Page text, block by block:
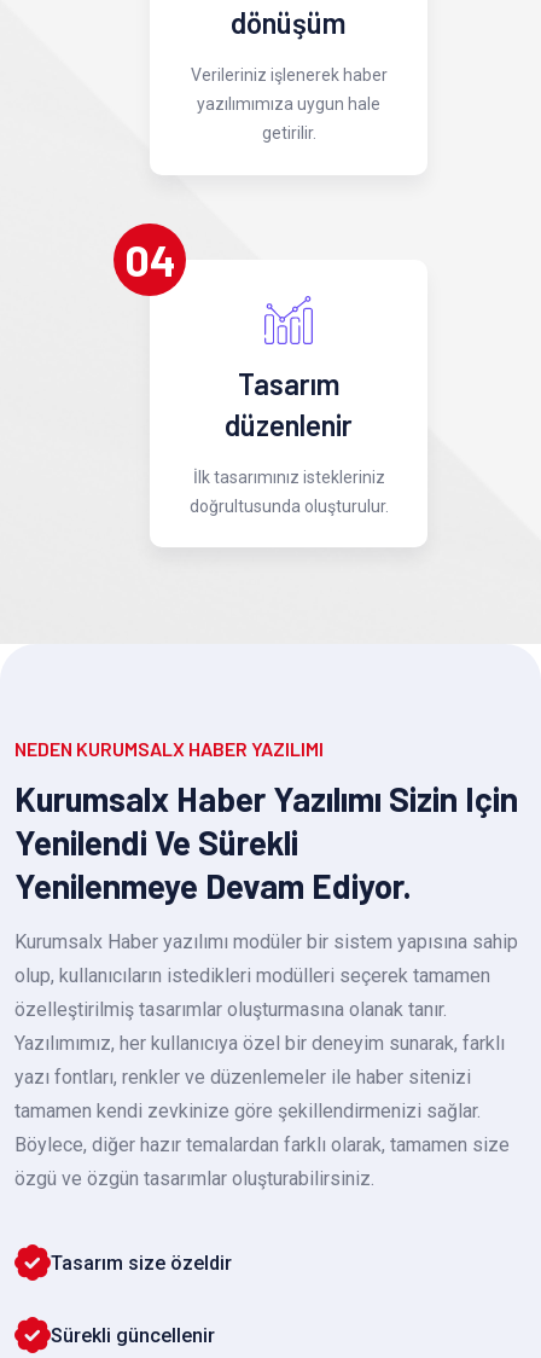
dönüşüm
Verileriniz işlenerek haber
yazılımımıza uygun hale
getirilir.
04
Tasarım
düzenlenir
İlk tasarımınız istekleriniz
doğrultusunda oluşturulur.
NEDEN KURUMSALX HABER YAZILIMI
Kurumsalx Haber Yazılımı Sizin Için
Yenilendi Ve Sürekli
Yenilenmeye Devam Ediyor.
Kurumsalx Haber yazılımı modüler bir sistem yapısına sahip
olup, kullanıcıların istedikleri modülleri seçerek tamamen
özelleştirilmiş tasarımlar oluşturmasına olanak tanır.
Yazılımımız, her kullanıcıya özel bir deneyim sunarak, farklı
yazı fontları, renkler ve düzenlemeler ile haber sitenizi
tamamen kendi zevkinize göre şekillendirmenizi sağlar.
Böylece, diğer hazır temalardan farklı olarak, tamamen size
özgü ve özgün tasarımlar oluşturabilirsiniz.
Tasarım size özeldir
Sürekli güncellenir